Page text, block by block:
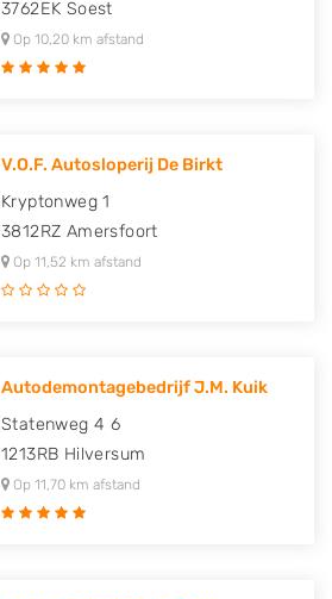
3762EK Soest
Op 10,20 km afstand
V.O.F. Autosloperij De Birkt
Kryptonweg 1
3812RZ Amersfoort
Op 11,52 km afstand
Autodemontagebedrijf J.M. Kuik
Statenweg 4 6
1213RB Hilversum
Op 11,70 km afstand